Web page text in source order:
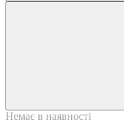
Немає в наявності